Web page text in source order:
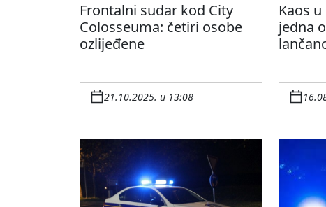
Frontalni sudar kod City
Colosseuma: četiri osobe
ozlijeđene
21.10.2025. u 13:08
Kaos
jedna